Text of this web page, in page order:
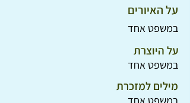
על האיורים
במשפט אחד
על היוצרת
במשפט אחד
מילים למזכרת